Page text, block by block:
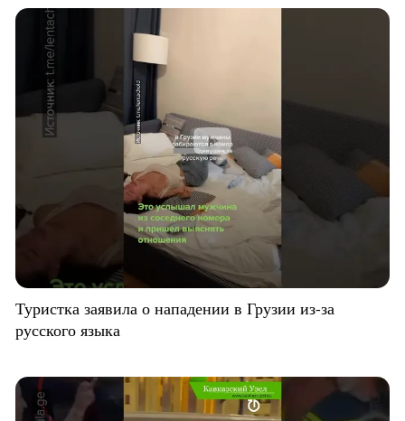
Туристка заявила о нападении в Грузии из-за
русского языка